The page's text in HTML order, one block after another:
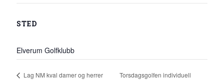
STED
Elverum Golfklubb
Lag NM kval damer og herrer
Torsdagsgolfen individuell